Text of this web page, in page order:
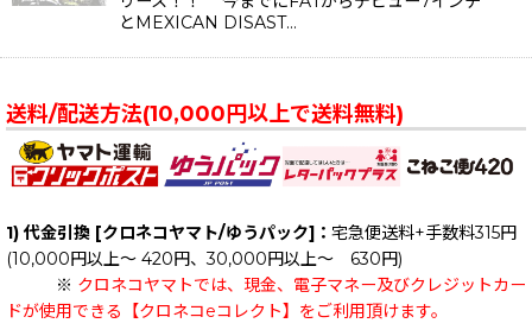
とMEXICAN DISAST…
送料/配送方法(10,000円以上で送料無料)
1) 代金引換 [クロネコヤマト/ゆうパック]： 宅急便送料+手数料315円
(10,000円以上～ 420円、30,000円以上～ 630円)
※ クロネコヤマトでは、現金、電子マネー及びクレジットカー
ドが使用できる【クロネコeコレクト】をご利用頂けます。